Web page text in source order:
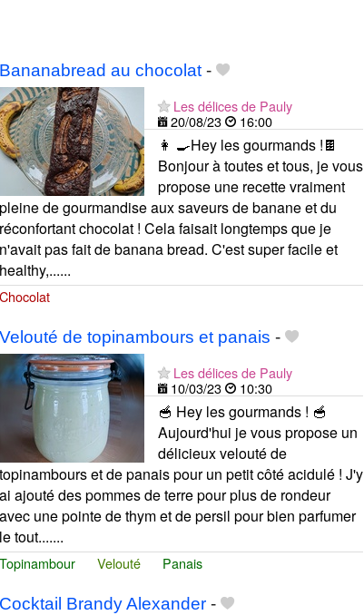
Bananabread au chocolat-
Les délices de Pauly
20/08/23
16:00
👩 🍳Hey les gourmands !🍫
Bonjour à toutes et tous, je vous
propose une recette vraiment
pleine de gourmandise aux saveurs de banane et du
réconfortant chocolat ! Cela faisait longtemps que je
n'avait pas fait de banana bread. C'est super facile et
healthy,......
Chocolat
Velouté de topinambours et panais -
Les délices de Pauly
10/03/23
10:30
🥣 Hey les gourmands ! 🥣
Aujourd'hui je vous propose un
délicieux velouté de
topinambours et de panais pour un petit côté acidulé ! J'y
ai ajouté des pommes de terre pour plus de rondeur
avec une pointe de thym et de persil pour bien parfumer
le tout.......
Topinambour Velouté Panais
Cocktail Brandy Alexander-